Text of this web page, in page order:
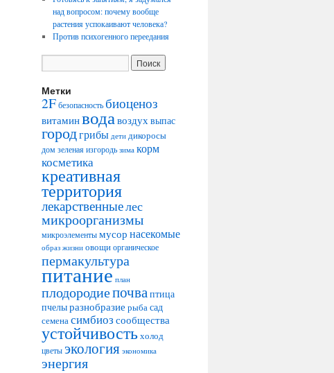
над вопросом: почему вообще
растения успокаивают человека?
Против психогенного переедания
Метки
2F безопасность биоценоз
витаминводавоздухвыпас
городгрибы дети дикоросы
домзеленая изгородь зима корм
косметика
креативная
территория
лекарственныелес
микроорганизмы
микроэлементымусор насекомые
образ жизни овощи органическое
пермакультура
питание план
плодородиепочваптица
пчелыразнобразие рыбасад
семенасимбиоз сообщества
устойчивостьхолод
цветы экология экономика
энергия